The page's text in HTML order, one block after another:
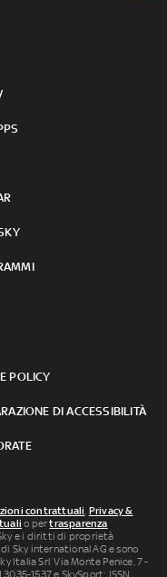
POLICY
DI ACCESSIBILITÀ
contrattuali, Privacy &
o pertrasparenza
e i diritti di proprietà
Sky international AG e sono
Italia Srl Via Monte Penice, 7 -
1537 e SkySport: ISSN